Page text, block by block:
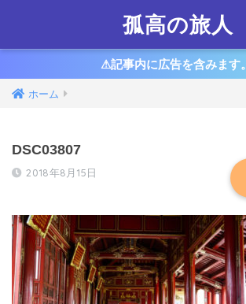
孤高の旅人
⚠︎記事内に広告を含みます。
ホーム
DSC03807
2018年8月15日